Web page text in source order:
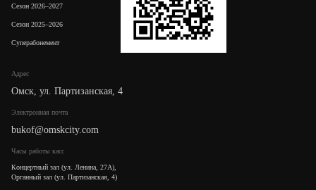
Адрес
Омск, ул. Партизанская, 4
Электронная почта
bukof@omskcity.com
Часы работы касс
Концертный зал (ул. Ленина, 27А),
Органный зал (ул. Партизанская, 4)
Сезон 2026–2027
Сезон 2025–2026
Суперабонемент